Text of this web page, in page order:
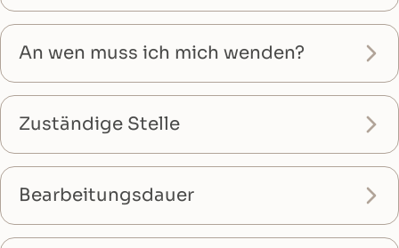
An wen muss ich mich wenden?
Zuständige Stelle
Bearbeitungsdauer